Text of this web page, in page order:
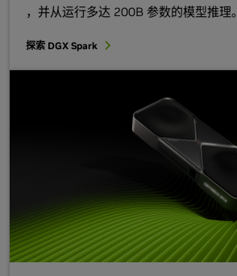
，并从运行多达 200B 参数的模型推理。
探索 DGX Spark